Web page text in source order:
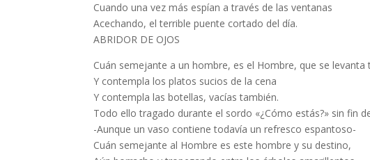
Cuando una vez más espían a través de las ventanas
Acechando, el terrible puente cortado del día.
ABRIDOR DE OJOS
Cuán semejante a un hombre, es el Hombre, que se levanta
Y contempla los platos sucios de la cena
Y contempla las botellas, vacías también.
Todo ello tragado durante el sordo «¿Cómo estás?» sin fin
-Aunque un vaso contiene todavía un refresco espantoso-
Cuán semejante al Hombre es este hombre y su destino,